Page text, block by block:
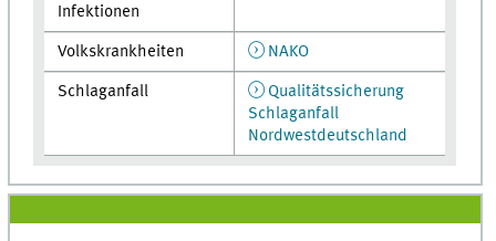
Infektionen
Volkskrankheiten NAKO
Schlaganfall
Qualitätssicherung
Schlaganfall
Nordwestdeutschland